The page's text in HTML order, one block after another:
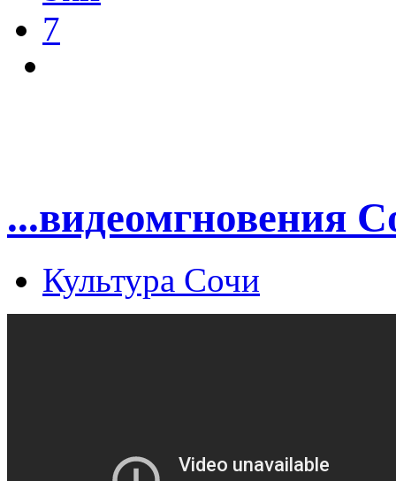
7
...видеомгновения
Культура Сочи